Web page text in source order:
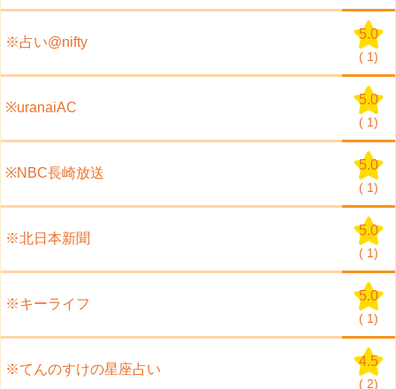
※占い@nifty
5.0
( 1)
※uranaiAC
5.0
( 1)
※NBC長崎放送
5.0
( 1)
※北日本新聞
5.0
( 1)
※キーライフ
5.0
( 1)
※てんのすけの星座占い
4.5
( 2)